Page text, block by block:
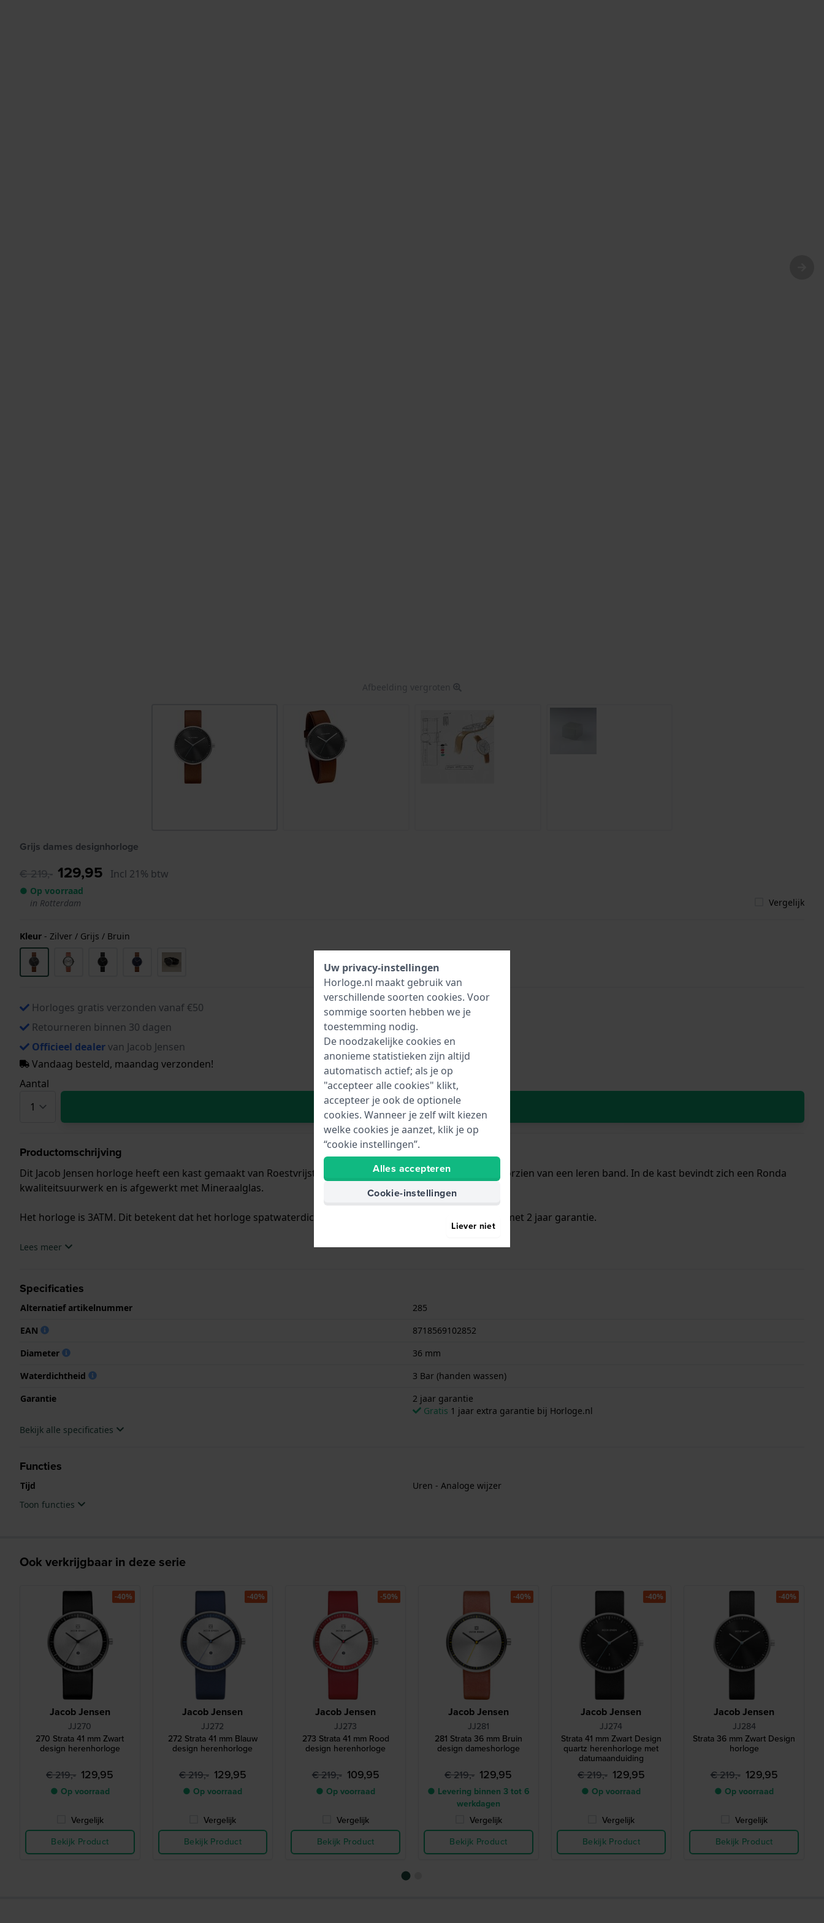
Afbeelding vergroten
Grijs dames designhorloge
€ 219,- 129,95 Incl 21% btw
● Op voorraad
in Rotterdam
Vergelijk
Kleur - Zilver / Grijs / Bruin
Horloges gratis verzonden vanaf €50
Retourneren binnen 30 dagen
Officieel dealervan Jacob Jensen
Vandaag besteld, maandag verzonden!
Aantal
In Winkelwagen
Productomschrijving
Dit Jacob Jensen horloge heeft een kast gemaakt van Roestvrijstaal met een diameter van 36 mm en is voorzien van een leren band. In de kast bevindt zich een Ronda
kwaliteitsuurwerk en is afgewerkt met Mineraalglas.
Het horloge is 3ATM. Dit betekent dat het horloge spatwaterdicht is.. Verder wordt het horloge geleverd met 2 jaar garantie.
.Lees meer
Specificaties
Alternatief artikelnummer
285
EAN
8718569102852
Diameter
36 mm
Waterdichtheid
3 Bar (handen wassen)
Garantie
2 jaar garantie
Gratis 1 jaar extra garantie bij Horloge.nl
Bekijk alle specificaties
Functies
Tijd
Uren - Analoge wijzer
Toon functies
Ook verkrijgbaar in deze serie
Jacob Jensen
JJ270
270 Strata 41 mm Zwart
design herenhorloge
€ 219,- 129,95
● Op voorraad
Vergelijk
Bekijk Product
-40%
Jacob Jensen
JJ272
272 Strata 41 mm Blauw
design herenhorloge
€ 219,- 129,95
● Op voorraad
Vergelijk
Bekijk Product
-40%
Jacob Jensen
JJ273
273 Strata 41 mm Rood
design herenhorloge
€ 219,- 109,95
● Op voorraad
Vergelijk
Bekijk Product
-50%
Jacob Jensen
JJ281
281 Strata 36 mm Bruin
design dameshorloge
€ 219,- 129,95
● Levering binnen 3 tot 6
werkdagen
Vergelijk
Bekijk Product
-40%
Jacob Jensen
JJ274
Strata 41 mm Zwart Design
quartz herenhorloge met
datumaanduiding
€ 219,- 129,95
● Op voorraad
Vergelijk
Bekijk Product
-40%
Jacob Jensen
JJ284
Strata 36 mm Zwart Design
horloge
€ 219,- 129,95
● Op voorraad
Vergelijk
Bekijk Product
-40%
Uw privacy-instellingen
Horloge.nl maakt gebruik van
verschillende soorten cookies. Voor
sommige soorten hebben we je
toestemming nodig.
De noodzakelijke cookies en
anonieme statistieken zijn altijd
automatisch actief; als je op
"accepteer alle cookies" klikt,
accepteer je ook de optionele
cookies. Wanneer je zelf wilt kiezen
welke cookies je aanzet, klik je op
“cookie instellingen”.
Alles accepteren
Cookie-instellingen
Liever niet